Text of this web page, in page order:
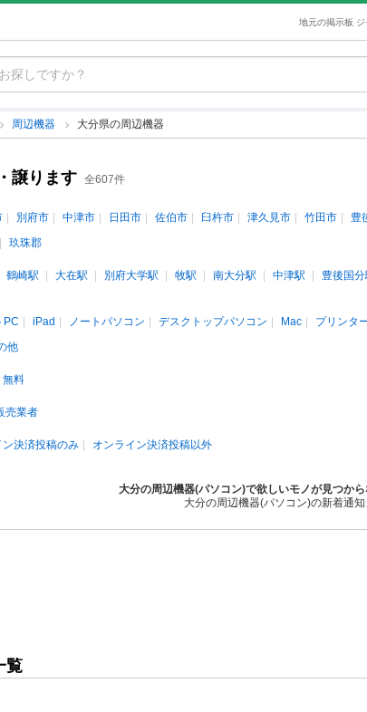
地元の掲示板 ジ
周辺機器 大分県の周辺機器
譲ります 全607件
別府市 中津市 日田市 佐伯市 臼杵市 津久見市 竹田市 豊
玖珠郡
鶴崎駅 大在駅 別府大学駅 牧駅 南大分駅 中津駅
豊後国分
PC iPad ノートパソコン デスクトップパソコン Mac プリンタ
他
無料
売業者
ン決済投稿のみ オンライン決済投稿以外
大分の周辺機器(パソコン)で欲しいモノが見つか
大分の周辺機器(パソコン)の新着通
覧